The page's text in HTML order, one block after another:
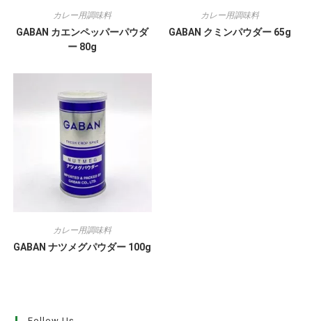
カレー用調味料
GABAN カエンペッパーパウダ
ー 80g
カレー用調味料
GABAN クミンパウダー 65g
カレー用調味料
GABAN ナツメグパウダー 100g